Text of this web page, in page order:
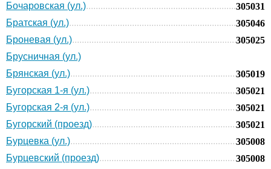
Бочаровская (ул.)
305031
Братская (ул.)
305046
Броневая (ул.)
305025
Брусничная (ул.)
Брянская (ул.)
305019
Бугорская 1-я (ул.)
305021
Бугорская 2-я (ул.)
305021
Бугорский (проезд)
305021
Бурцевка (ул.)
305008
Бурцевский (проезд)
305008